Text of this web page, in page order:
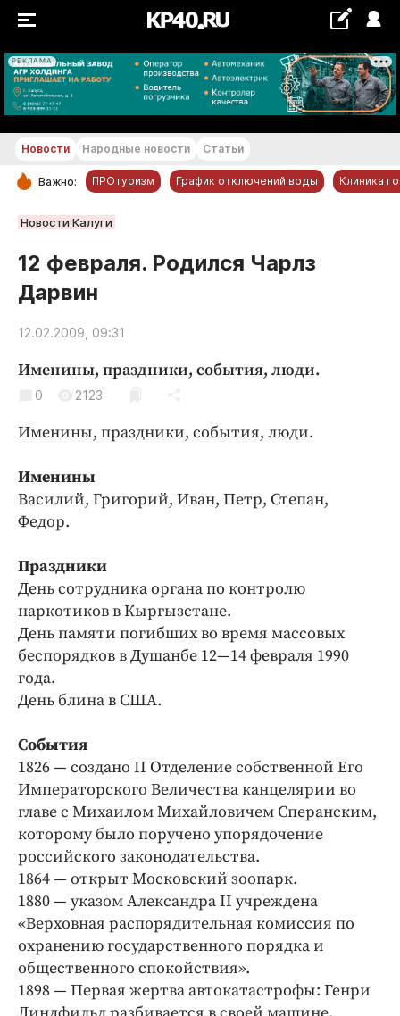
РЕКЛАМА
+17...+18 °С
РУБРИКИ
Новости компаний
Статьи
Народные новости
Благоустройство
Культура
Образование
Общество
Праздники
Происшествия
Спорт
Экономика и бизнес
ПРОЕКТЫ
Издания
Медиаперсона
Интересное чтиво
Клиника года
Бренд года
Работодатель года
Новости Народные новости Статьи
Важно: ПРОтуризм График отключений воды Клиника
Новости Калуги
12 февраля. Родился Чарлз
Дарвин
12.02.2009, 09:31
Именины, праздники, события, люди.
0 2123
Именины, праздники, события, люди.
Именины
Василий, Григорий, Иван, Петр, Степан,
Федор.
Праздники
День сотрудника органа по контролю
наркотиков в Кыргызстане.
День памяти погибших во время массовых
беспорядков в Душанбе 12—14 февраля 1990
года.
День блина в США.
События
1826 — создано II Отделение собственной Его
Императорского Величества канцелярии во
главе с Михаилом Михайловичем Сперанским,
которому было поручено упорядочение
российского законодательства.
1864 — открыт Московский зоопарк.
1880 — указом Александра II учреждена
«Верховная распорядительная комиссия по
охранению государственного порядка и
общественного спокойствия».
1898 — Первая жертва автокатастрофы: Генри